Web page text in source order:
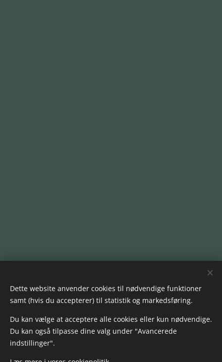
Dette website anvender cookies til nødvendige funktioner
samt (hvis du accepterer) til statistik og markedsføring.
Du kan vælge at acceptere alle cookies eller kun nødvendige.
Du kan også tilpasse dine valg under "Avancerede
indstillinger".